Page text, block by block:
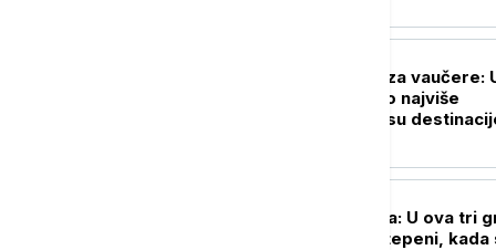
Završene prijave za vaučere:
ovom gradu je bilo najviše
apliciranja, a ovo su
Vrelina ne popušta: U ova tri
u 10 sati već 35 stepeni,